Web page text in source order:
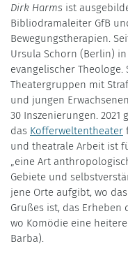
Dirk Harms ist
Bibliodramaleiter GfB
Bewegungstherapien.
Ursula Schorn (Berlin)
evangelischer
Theatergruppen mit
und jungen
30 Inszenierungen.
das Kofferweltentheater
und theatrale Arbeit ist
„eine Art
Gebiete und
jene Orte aufgibt, wo
Grußes ist, das Erheben
wo Komödie eine
Barba).